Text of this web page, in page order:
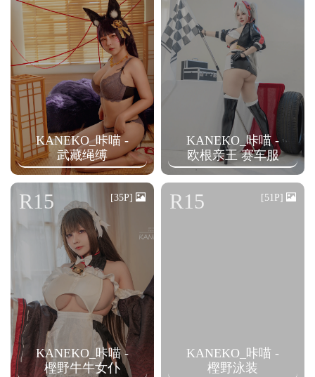
KANEKO_咔喵 -
武藏绳缚
KANEKO_咔喵 -
欧根亲王 赛车服
KANEKO_咔喵 -
樫野牛牛女仆
R15 [35P]
KANEKO_咔喵 -
樫野泳装
R15 [51P]